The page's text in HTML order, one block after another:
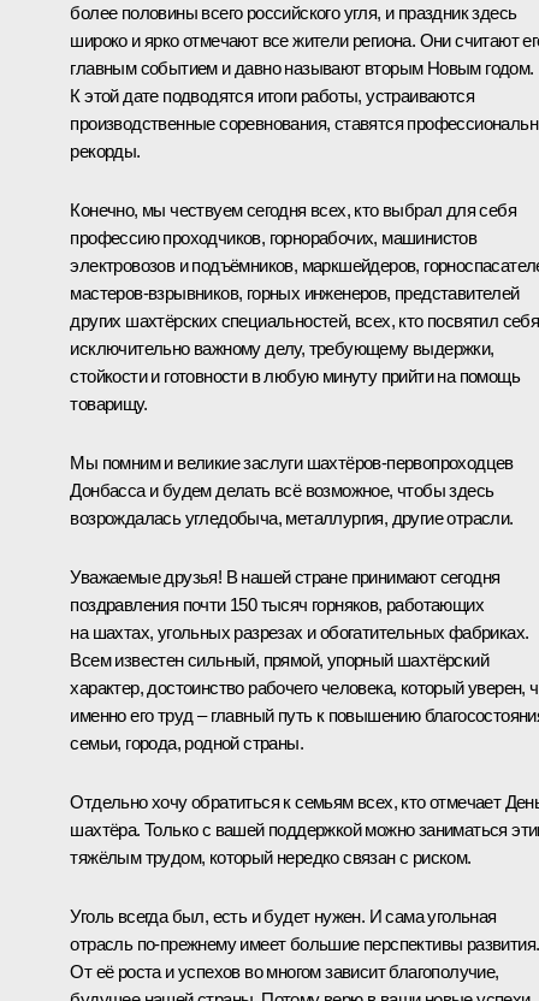
более половины всего российского угля, и праздник здесь
широко и ярко отмечают все жители региона. Они считают
главным событием и давно называют вторым Новым годом.
К этой дате подводятся итоги работы, устраиваются
производственные соревнования, ставятся
рекорды.
Конечно, мы чествуем сегодня всех, кто выбрал для себя
профессию проходчиков, горнорабочих, машинистов
электровозов и подъёмников, маркшейдеров,
мастеров-взрывников, горных инженеров, представителей
других шахтёрских специальностей, всех, кто посвятил себя
исключительно важному делу, требующему выдержки,
стойкости и готовности в любую минуту прийти на помощь
товарищу.
Мы помним и великие заслуги шахтёров-первопроходцев
Донбасса и будем делать всё возможное, чтобы здесь
возрождалась угледобыча, металлургия, другие отрасли.
Уважаемые друзья! В нашей стране принимают сегодня
поздравления почти 150 тысяч горняков, работающих
на шахтах, угольных разрезах и обогатительных фабриках.
Всем известен сильный, прямой, упорный шахтёрский
характер, достоинство рабочего человека, который уверен,
именно его труд – главный путь к повышению
семьи, города, родной страны.
Отдельно хочу обратиться к семьям всех, кто отмечает
шахтёра. Только с вашей поддержкой можно заниматься
тяжёлым трудом, который нередко связан с риском.
Уголь всегда был, есть и будет нужен. И сама угольная
отрасль по-прежнему имеет большие перспективы развития.
От её роста и успехов во многом зависит благополучие,